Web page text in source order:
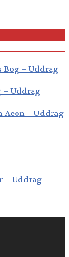
Bog – Uddrag
– Uddrag
Aeon – Uddrag
– Uddrag